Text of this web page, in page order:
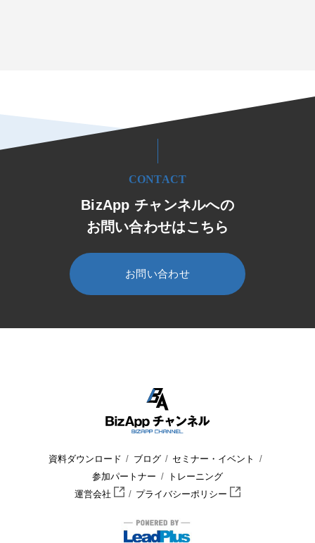
CONTACT
BizApp チャンネルへの
お問い合わせはこちら
お問い合わせ
資料ダウンロード ブログ
セミナー・イベント
参加パートナー
トレーニング
運営会社
プライバシーポリシー